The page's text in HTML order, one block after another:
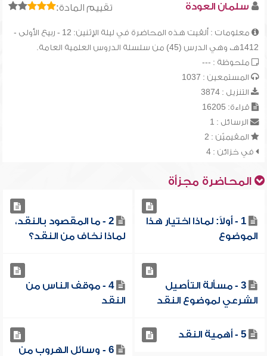
تقييم المادة: سلمان العودة
معلومات : ألقيت هذه المحاضرة في ليلة الإثنين: 12 - ربيع الأولى -
1412هـ، وهي الدرس (45) من سلسلة الدروس العلمية العامة.
ملحوظة : ---
المستمعين : 1037
التنزيل : 3874
قراءة: 16205
الرسائل : 1
المقيميّن : 2
في خزائن : 4
المحاضرة مجزأة
1 - أولاً: لماذا اختيار هذا
الموضوع
2 - ما المقصود بالنقد،
لماذا نخاف من النقد؟
3 - مسألة التأصيل
الشرعي لموضوع النقد
4 - موقف الناس من
النقد
5 - أهمية النقد
6 - وسائل الهروب من